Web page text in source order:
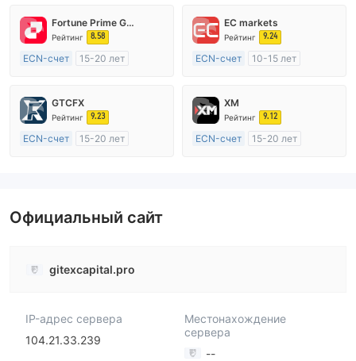
Fortune Prime Global
Рейтинг 8.58
ECN-счет
15-20 лет
Маркет-Мейкинг (MM)
Основной стандарт MT4
EC markets
Рейтинг 9.24
ECN-счет
10-15 лет
Маркет-Мейкинг (MM)
Основной стандарт MT4
GTCFX
Рейтинг 9.23
ECN-счет
15-20 лет
XM
Рейтинг 9.12
ECN-счет
15-20 лет
Официальный сайт
gitexcapital.pro
IP-адрес сервера
104.21.33.239
Местонахождение
сервера
--